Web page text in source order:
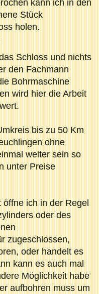
kann ich in den
Stück
holen.
Schloss und nichts
den Fachmann
Bohrmaschine
wird hier die Arbeit
bis zu 50 Km
ohne
weiter sein so
unter Preise
ich in der Regel
oder des
zugeschlossen,
oder handelt es
kann es auch mal
Möglichkeit habe
aufbohren muss um